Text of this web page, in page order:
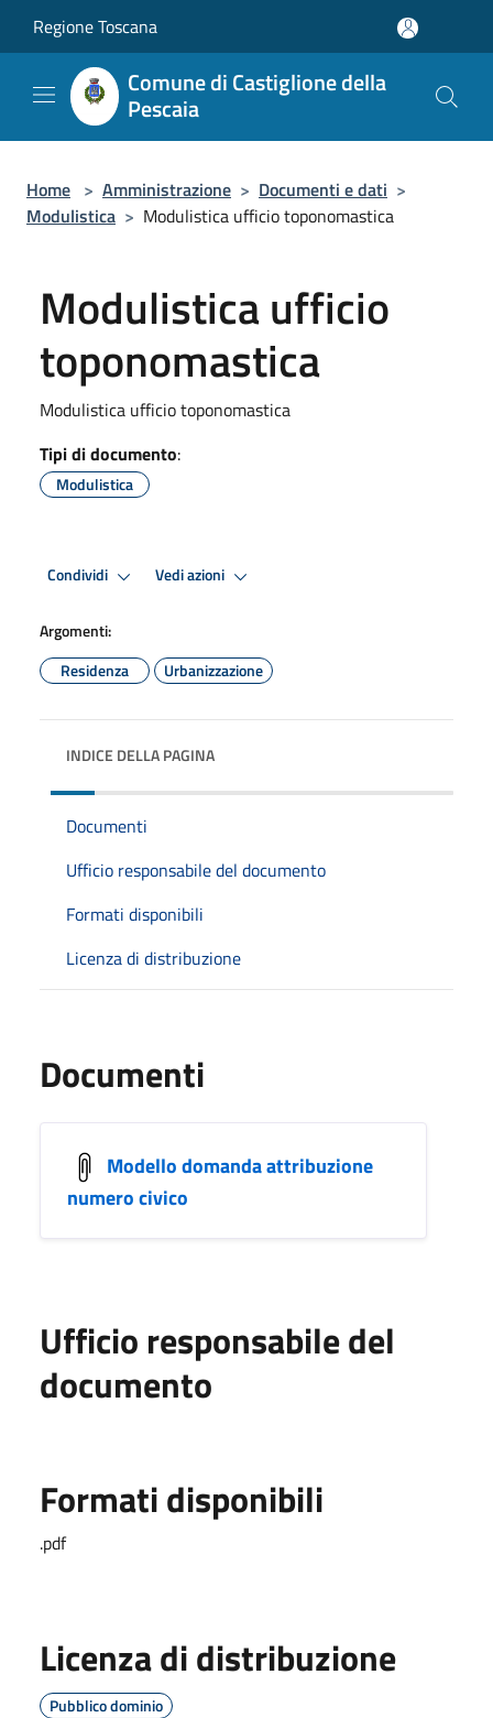
Regione Toscana
Comune di Castiglione della
Pescaia
Home > Amministrazione > Documenti e dati >
Modulistica > Modulistica ufficio toponomastica
Modulistica ufficio
toponomastica
Modulistica ufficio toponomastica
Tipi di documento:
Modulistica
Condividi Vedi azioni
Argomenti:
Residenza
Urbanizzazione
INDICE DELLA PAGINA
Documenti
Ufficio responsabile del documento
Formati disponibili
Licenza di distribuzione
Documenti
Modello domanda attribuzione
numero civico
Ufficio responsabile del
documento
Formati disponibili
.pdf
Licenza di distribuzione
Pubblico dominio